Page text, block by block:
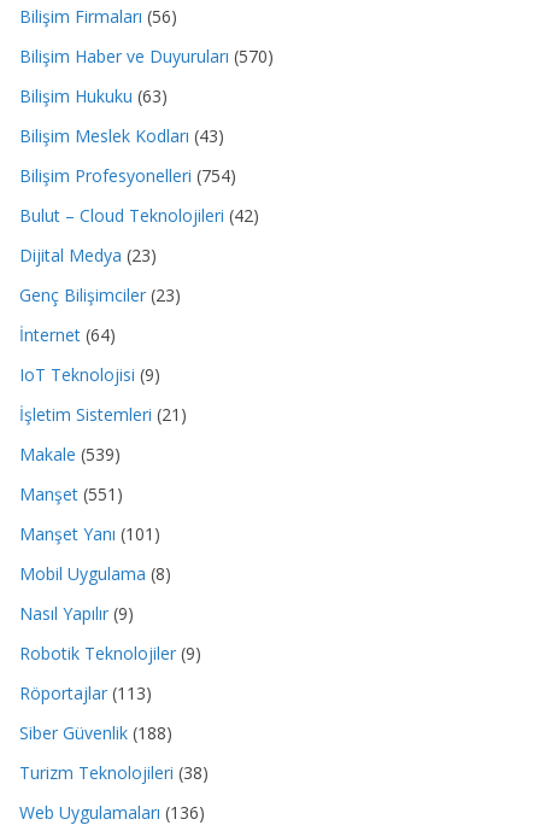
Bilişim Firmaları (56)
Bilişim Haber ve Duyuruları (570)
Bilişim Hukuku (63)
Bilişim Meslek Kodları (43)
Bilişim Profesyonelleri (754)
Bulut – Cloud Teknolojileri (42)
Dijital Medya (23)
Genç Bilişimciler (23)
İnternet (64)
IoT Teknolojisi (9)
İşletim Sistemleri (21)
Makale (539)
Manşet (551)
Manşet Yanı (101)
Mobil Uygulama (8)
Nasıl Yapılır (9)
Robotik Teknolojiler (9)
Röportajlar (113)
Siber Güvenlik (188)
Turizm Teknolojileri (38)
Web Uygulamaları (136)